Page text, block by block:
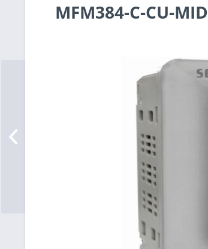
MFM384-C-CU-MID